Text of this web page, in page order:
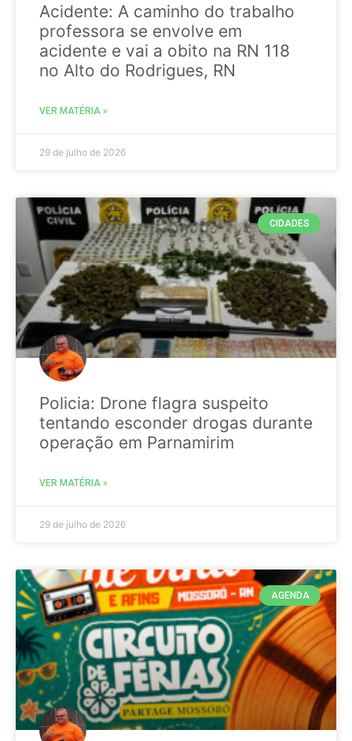
Acidente: A caminho do trabalho
professora se envolve em
acidente e vai a obito na RN 118
no Alto do Rodrigues, RN
VER MATÉRIA »
29 de julho de 2026
CIDADES
Policia: Drone flagra suspeito
tentando esconder drogas durante
operação em Parnamirim
VER MATÉRIA »
29 de julho de 2026
AGENDA